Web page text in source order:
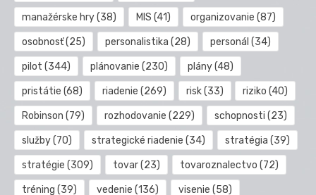
manažérske hry(38) MIS (41) organizovanie (87)
osobnosť(25) personalistika (28) personál (34)
pilot (344) plánovanie (230) plány(48)
pristátie (68) riadenie (269) risk(33) riziko (40)
Robinson (79) rozhodovanie (229) schopnosti (23)
služby(70) strategické riadenie (34) stratégia (39)
stratégie (309) tovar(23) tovaroznalectvo (72)
tréning (39) vedenie (136) visenie (58)